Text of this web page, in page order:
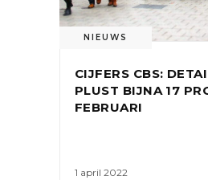
NIEUWS
CIJFERS CBS:
PLUST BIJNA 17
FEBRUARI
1 april 2022